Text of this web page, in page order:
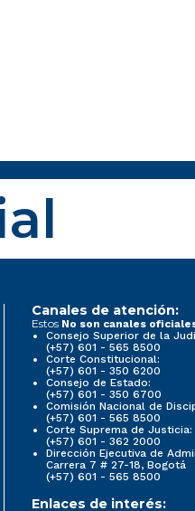
Canales de atención:
Estos No son canales
Consejo Superior de la
(+57) 601 - 565 8500
Corte Constitucional:
(+57) 601 - 350 6200
Consejo de Estado:
(+57) 601 - 350 6700
Comisión Nacional de
(+57) 601 - 565 8500
Corte Suprema de Justicia:
(+57) 601 - 362 2000
Dirección Ejecutiva de
Carrera 7 # 27-18, Bogotá
(+57) 601 - 565 8500
Enlaces de interés: